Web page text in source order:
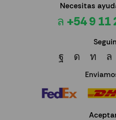
Necesitas
+54 9 11